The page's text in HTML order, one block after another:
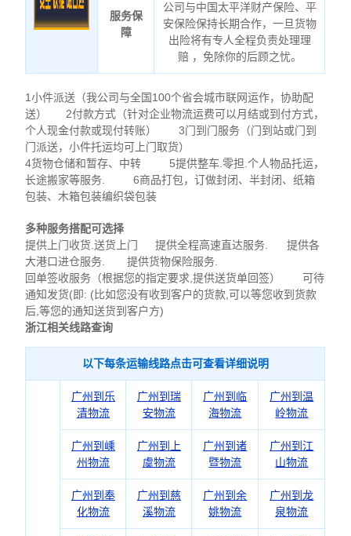
服务保
障
公司与中国太平洋财产保险、平
安保险保持长期合作，一旦货物
出险将有专人全程负责处理理
赔 ，免除你的后顾之忧。
1小件派送（我公司与全国100个省会城市联网运作，协助配
送） 2付款方式（针对企业物流运费可以月结或到付方式，
个人现金付款或现付转账） 3门到门服务（门到站或门到
门派送，小件托运均可上门取货）
4货物仓储和暂存、中转 5提供整车.零担.个人物品托运，
长途搬家等服务. 6商品打包，订做封闭、半封闭、纸箱
包装、木箱包装编织袋包装
多种服务搭配可选择
提供上门收货.送货上门 提供全程高速直达服务. 提供各
大港口进仓服务. 提供货物保险服务.
回单签收服务（根据您的指定要求,提供送货单回签） 可待
通知发货(即: (比如您没有收到客户的货款,可以等您收到货款
后,等您的通知送货到客户方)
浙江相关线路查询
以下每条运输线路点击可查看详细说明
广州到乐
清物流
广州到瑞
安物流
广州到临
海物流
广州到温
岭物流
广州到嵊
州物流
广州到上
虞物流
广州到诸
暨物流
广州到江
山物流
广州到奉
化物流
广州到慈
溪物流
广州到余
姚物流
广州到龙
泉物流